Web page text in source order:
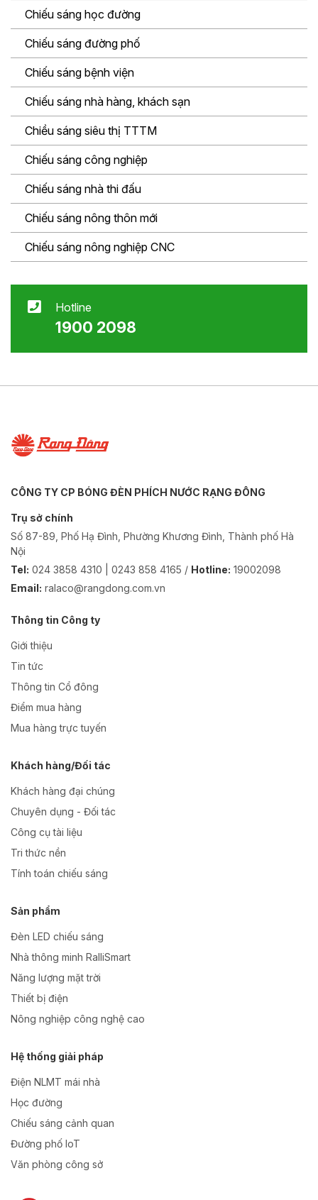
Chiếu sáng học đường
Chiếu sáng đường phố
Chiếu sáng bệnh viện
Chiếu sáng nhà hàng, khách sạn
Chiều sáng siêu thị TTTM
Chiếu sáng công nghiệp
Chiếu sáng nhà thi đấu
Chiếu sáng nông thôn mới
Chiếu sáng nông nghiệp CNC
Hotline
1900 2098
CÔNG TY CP BÓNG ĐÈN PHÍCH NƯỚC RẠNG ĐÔNG
Trụ sở chính
Số 87-89, Phố Hạ Đình, Phường Khương Đình, Thành phố Hà
Nội
Tel: 024 3858 4310 | 0243 858 4165 / Hotline: 19002098
Email: ralaco@rangdong.com.vn
Thông tin Công ty
Giới thiệu
Tin tức
Thông tin Cổ đông
Điểm mua hàng
Mua hàng trực tuyến
Khách hàng/Đối tác
Khách hàng đại chúng
Chuyên dụng - Đối tác
Công cụ tài liệu
Tri thức nền
Tính toán chiếu sáng
Sản phẩm
Đèn LED chiếu sáng
Nhà thông minh RalliSmart
Năng lượng mặt trời
Thiết bị điện
Nông nghiệp công nghệ cao
Hệ thống giải pháp
Điện NLMT mái nhà
Học đường
Chiếu sáng cảnh quan
Đường phố IoT
Văn phòng công sở